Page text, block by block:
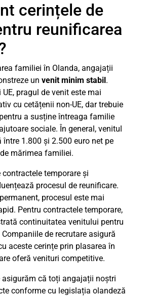
cerințele de
reunificarea
familiei în Olanda, angajații
un venit minim stabil.
pragul de venit este mai
cu cetățenii non-UE, dar trebuie
a susține întreaga familie
sociale. În general, venitul
între 1.800 și 2.500 euro net pe
mărimea familiei.
temporare și
procesul de reunificare.
procesul este mai
Pentru contractele temporare,
continuitatea venitului pentru
de recrutare asigură
aceste cerințe prin plasarea în
oferă venituri competitive.
asigurăm că toți angajații noștri
conforme cu legislația olandeză